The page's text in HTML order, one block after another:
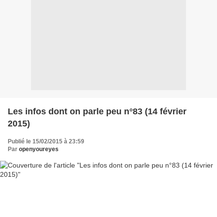
Les infos dont on parle peu n°83 (14 février
2015)
Publié le 15/02/2015 à 23:59
Par openyoureyes